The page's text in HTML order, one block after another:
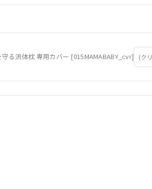
る流体枕 専用カバー [015MAMABABY_cvr]